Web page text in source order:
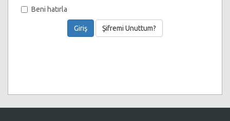
Beni hatırla
Şifremi Unuttum?